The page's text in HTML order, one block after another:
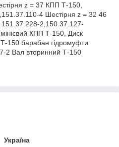
z = 37 КПП Т-150,
4 Шестірня z = 32 46
2,150.37.127-
КПП Т-150, Диск
150 барабан гідромуфти
2 Вал вторинний Т-150
Україна